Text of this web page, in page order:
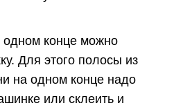
конце можно
Для этого полосы из
на одном конце надо
или склеить и